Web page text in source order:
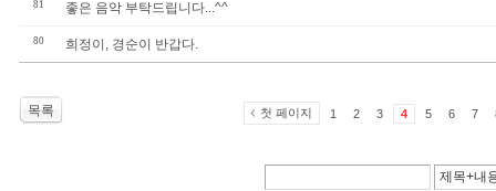
81 좋은 음악 부탁드립니다...^^
80 희정이, 경순이 반갑다.
목록 첫 페이지 1 2 3 4 5 6 7